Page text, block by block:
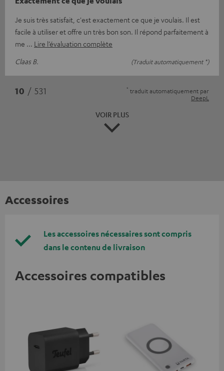
Je suis très satisfait, c'est exactement ce que je voulais. Il est
facile à utiliser et offre un très bon son. Il répond parfaitement à
me
Lire l’évaluation complète
Claas B.
(Traduit automatiquement *)
10 / 531 * traduit automatiquement par
DeepL
VOIR PLUS
Accessoires
Les accessoires nécessaires sont compris
dans le contenu de livraison
Accessoires compatibles